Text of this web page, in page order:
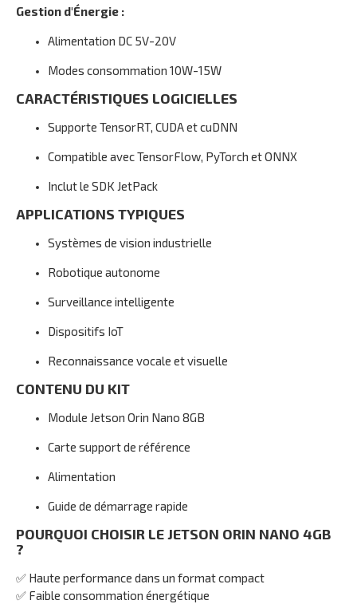
Gestion d'Énergie :
Alimentation DC 5V-20V
Modes consommation 10W-15W
CARACTÉRISTIQUES LOGICIELLES
Supporte TensorRT, CUDA et cuDNN
Compatible avec TensorFlow, PyTorch et ONNX
Inclut le SDK JetPack
APPLICATIONS TYPIQUES
Systèmes de vision industrielle
Robotique autonome
Surveillance intelligente
Dispositifs IoT
Reconnaissance vocale et visuelle
CONTENU DU KIT
Module Jetson Orin Nano 8GB
Carte support de référence
Alimentation
Guide de démarrage rapide
POURQUOI CHOISIR LE JETSON ORIN NANO 4GB
?
✅ Haute performance dans un format compact
✅ Faible consommation énergétique